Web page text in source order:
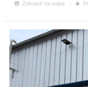
Zobraziť na mape